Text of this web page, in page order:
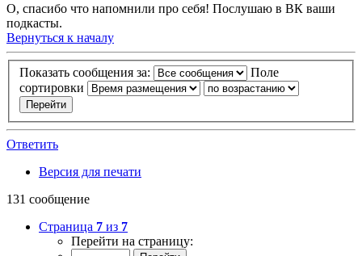
О, спасибо что напомнили про себя! Послушаю в ВК ваши
подкасты.
Вернуться к началу
Показать сообщения за:
Поле
сортировки
Ответить
Версия для печати
131 сообщение
Страница 7 из 7
Перейти на страницу: